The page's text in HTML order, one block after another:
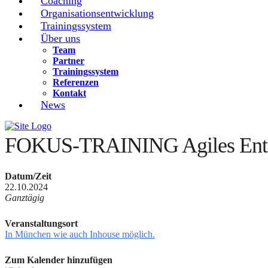
Organisationsentwicklung
Trainingssystem
Über uns
Team
Partner
Trainingssystem
Referenzen
Kontakt
News
FOKUS-TRAINING Agiles
Datum/Zeit
22.10.2024
Ganztägig
Veranstaltungsort
In München wie auch Inhouse möglich.
Zum Kalender hinzufügen